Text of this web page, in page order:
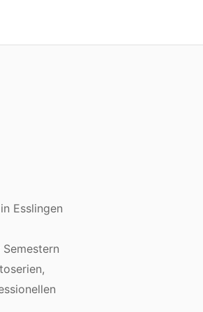
Esslingen